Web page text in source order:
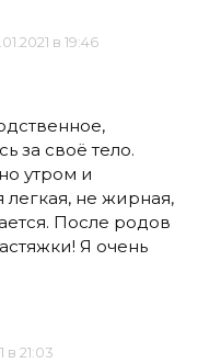
в 19:46
за своё тело.
утром и
не жирная,
После родов
Я очень
в 21:03